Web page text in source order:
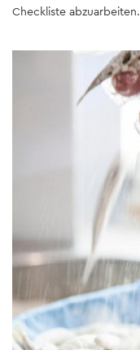
Checkliste abzuarbeiten.